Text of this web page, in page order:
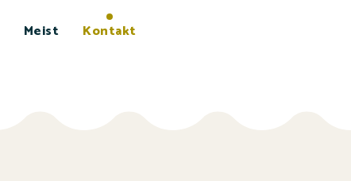
Meist Kontakt